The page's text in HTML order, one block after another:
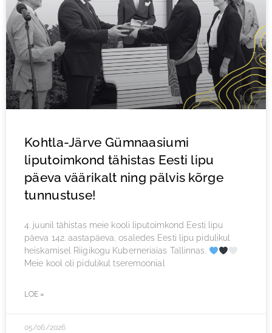
Kohtla-Järve Gümnaasiumi
liputoimkond tähistas Eesti lipu
päeva väärikalt ning pälvis kõrge
tunnustuse!
4. juunil tähistas meie kooli liputoimkond Eesti lipu
päeva 142. aastapäeva, osaledes Eesti lipu pidulikul
heiskamisel Riigikogu Kuberneriaias Tallinnas.
Meie kool oli pidulikul tseremoonial
LOE »
05/06/2026